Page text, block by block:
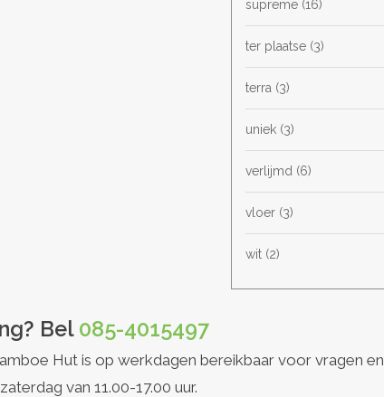
supreme (16)
ter plaatse (3)
terra (3)
uniek (3)
verlijmd (6)
vloer (3)
wit (2)
Bel 085-4015497
Hut is op werkdagen bereikbaar voor vragen en
van 11.00-17.00 uur.